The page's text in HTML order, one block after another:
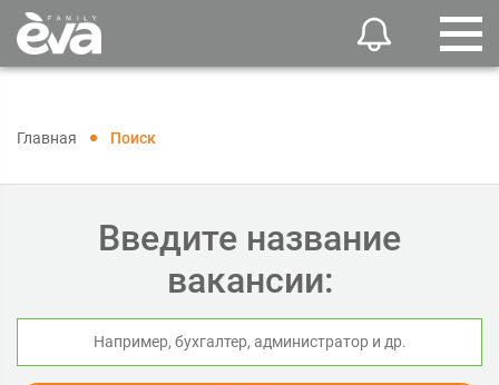
Главная Поиск
Введите название
вакансии: